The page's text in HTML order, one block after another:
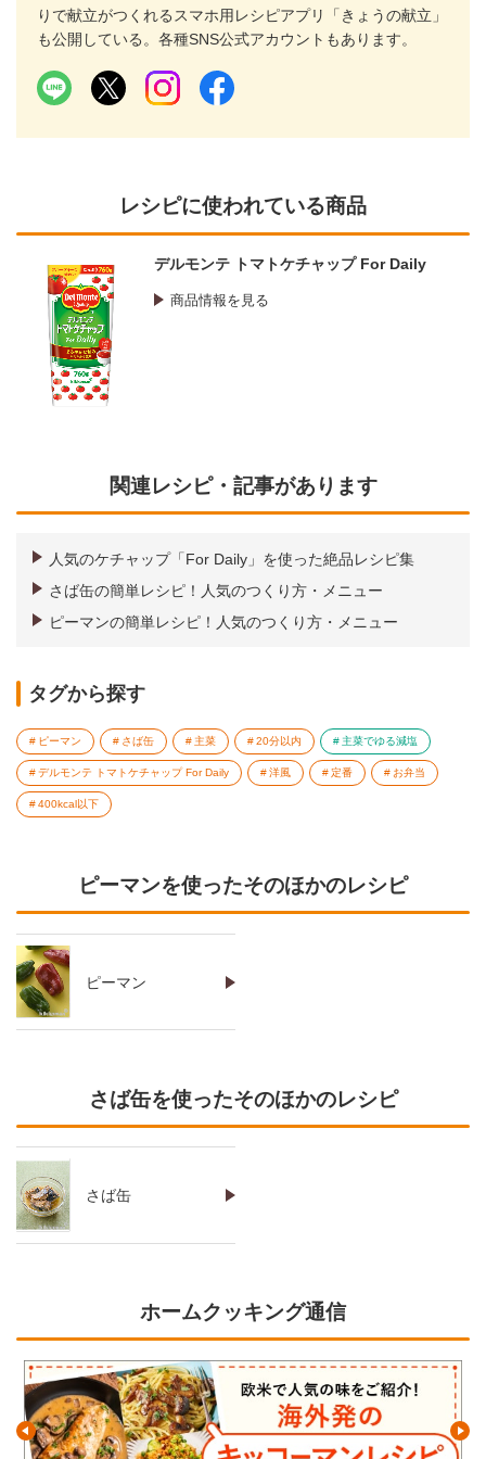
りで献立がつくれるスマホ用レシピアプリ「きょうの献立」
も公開している。各種SNS公式アカウントもあります。
レシピに使われている商品
デルモンテ トマトケチャップ For Daily
商品情報を見る
関連レシピ・記事があります
人気のケチャップ「For Daily」を使った絶品レシピ集
さば缶の簡単レシピ！人気のつくり方・メニュー
ピーマンの簡単レシピ！人気のつくり方・メニュー
タグから探す
ピーマン さば缶 主菜 20分以内 主菜でゆる減塩
デルモンテ トマトケチャップ For Daily 洋風 定番 お弁当
400kcal以下
ピーマンを使ったそのほかのレシピ
ピーマン
さば缶を使ったそのほかのレシピ
さば缶
ホームクッキング通信